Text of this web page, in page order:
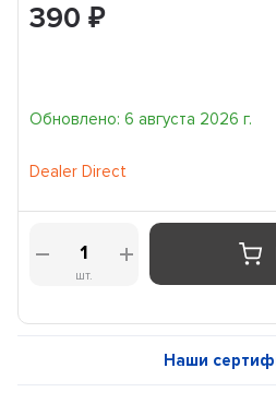
390₽
Обновлено: 6 августа 2026 г.
Dealer Direct
шт.
Наши